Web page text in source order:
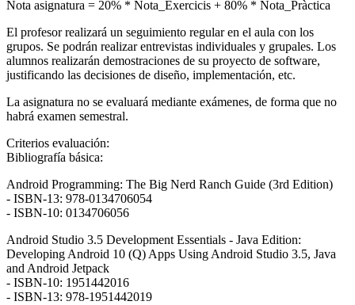
Nota asignatura = 20% * Nota_Exercicis + 80% * Nota_Pràctica
El profesor realizará un seguimiento regular en el aula con los
grupos. Se podrán realizar entrevistas individuales y grupales. Los
alumnos realizarán demostraciones de su proyecto de software,
justificando las decisiones de diseño, implementación, etc.
La asignatura no se evaluará mediante exámenes, de forma que no
habrá examen semestral.
Criterios evaluación:
Bibliografía básica:
Android Programming: The Big Nerd Ranch Guide (3rd Edition)
- ISBN-13: 978-0134706054
- ISBN-10: 0134706056
Android Studio 3.5 Development Essentials - Java Edition:
Developing Android 10 (Q) Apps Using Android Studio 3.5, Java
and Android Jetpack
- ISBN-10: 1951442016
- ISBN-13: 978-1951442019